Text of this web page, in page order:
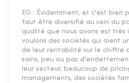
EG : Évidemment, et c'est bien
faut être diversifié au sein du
qualité que nous avons est très
voulons des sociétés qui aient
de leur rentabilité sur le chiffre
sains, peu ou pas
leur secteur, beaucoup de
managements, des sociétés